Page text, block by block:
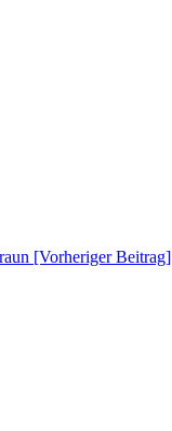
[Vorheriger Beitrag]